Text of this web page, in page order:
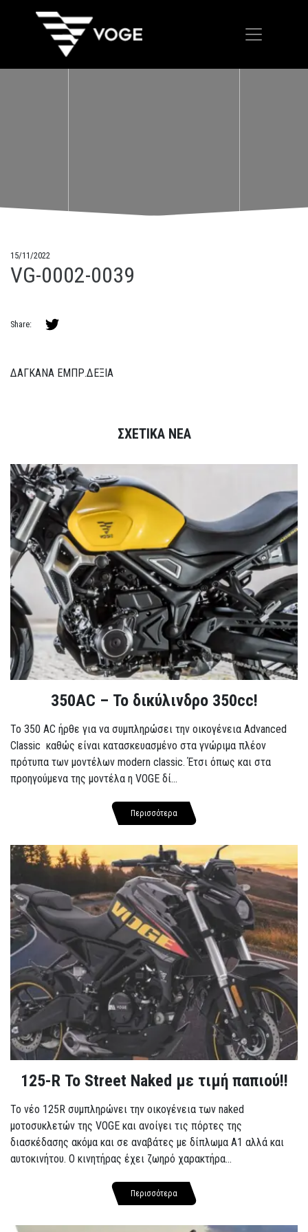
15/11/2022
VG-0002-0039
Share:
ΔΑΓΚΑΝΑ ΕΜΠΡ.ΔΕΞΙΑ
ΣΧΕΤΙΚΑ ΝΕΑ
350AC – Το δικύλινδρο 350cc!
To 350 AC ήρθε για να συμπληρώσει την οικογένεια Advanced
Classic καθώς είναι κατασκευασμένο στα γνώριμα πλέον
πρότυπα των μοντέλων modern classic. Έτσι όπως και στα
προηγούμενα της μοντέλα η VOGE δί...
Περισσότερα
125-R Το Street Naked με τιμή παπιού!!
Το νέο 125R συμπληρώνει την οικογένεια των naked
μοτοσυκλετών της VOGE και ανοίγει τις πόρτες της
διασκέδασης ακόμα και σε αναβάτες με δίπλωμα A1 αλλά και
αυτοκινήτου. Ο κινητήρας έχει ζωηρό χαρακτήρα...
Περισσότερα